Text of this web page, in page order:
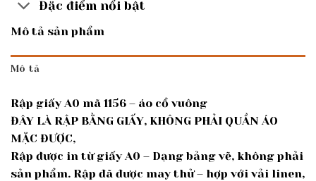
Đặc điểm nổi bật
Mô tả sản phẩm
Mô tả
Rập giấy A0 mã 1156 – áo cổ vuông
ĐÂY LÀ RẬP BẰNG GIẤY, KHÔNG PHẢI QUẦN ÁO
MẶC ĐƯỢC,
Rập được in từ giấy A0 – Dạng bảng vẽ, không phải
sản phẩm. Rập đã được may thử – hợp với vải linen,